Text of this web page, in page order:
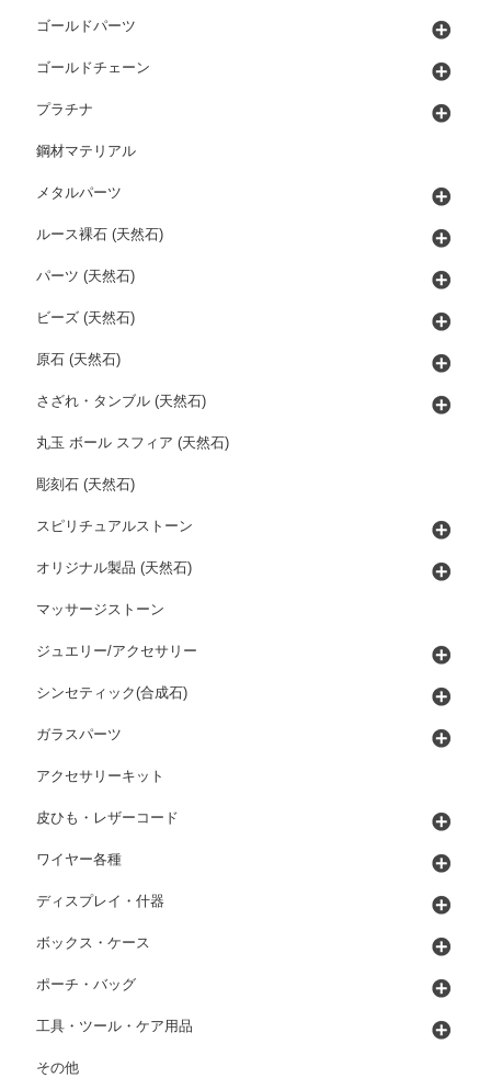
ゴールドパーツ
ゴールドチェーン
プラチナ
鋼材マテリアル
メタルパーツ
ルース裸石 (天然石)
パーツ (天然石)
ビーズ (天然石)
原石 (天然石)
さざれ・タンブル (天然石)
丸玉 ボール スフィア (天然石)
彫刻石 (天然石)
スピリチュアルストーン
オリジナル製品 (天然石)
マッサージストーン
ジュエリー/アクセサリー
シンセティック(合成石)
ガラスパーツ
アクセサリーキット
皮ひも・レザーコード
ワイヤー各種
ディスプレイ・什器
ボックス・ケース
ポーチ・バッグ
工具・ツール・ケア用品
その他